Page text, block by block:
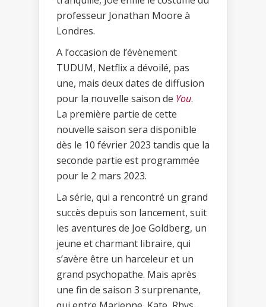
professeur Jonathan Moore à
Londres.
A l’occasion de l’évènement
TUDUM, Netflix a dévoilé, pas
une, mais deux dates de diffusion
pour la nouvelle saison de You.
La première partie de cette
nouvelle saison sera disponible
dès le 10 février 2023 tandis que la
seconde partie est programmée
pour le 2 mars 2023.
La série, qui a rencontré un grand
succès depuis son lancement, suit
les aventures de Joe Goldberg, un
jeune et charmant libraire, qui
s’avère être un harceleur et un
grand psychopathe. Mais après
une fin de saison 3 surprenante,